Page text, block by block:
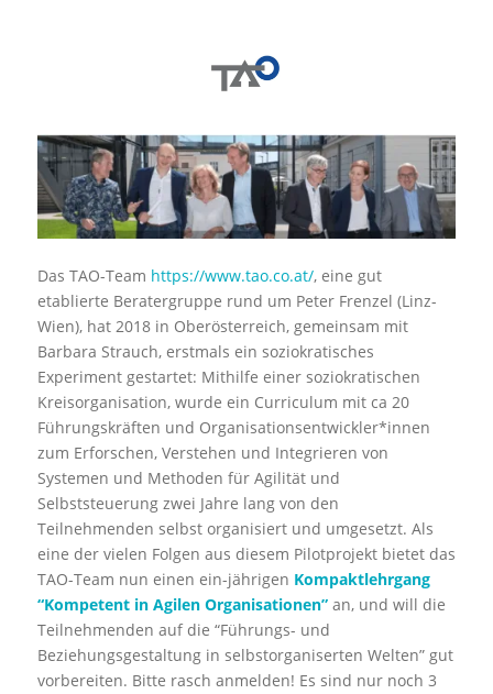
Das TAO-Team https://www.tao.co.at/, eine gut
etablierte Beratergruppe rund um Peter Frenzel (Linz-
Wien), hat 2018in Oberösterreich, gemeinsam mit
Barbara Strauch, erstmals ein soziokratisches
Experiment gestartet: Mithilfe einer soziokratischen
Kreisorganisation, wurde ein Curriculum mit ca 20
Führungskräften und Organisationsentwickler*innen
zum Erforschen, Verstehen und Integrieren von
Systemen und Methoden für Agilität und
Selbststeuerung zwei Jahre lang von den
Teilnehmenden selbst organisiert und umgesetzt. Als
eine der vielen Folgen aus diesem Pilotprojekt bietet das
TAO-Team nun einen ein-jährigen Kompaktlehrgang
“Kompetent in Agilen Organisationen”an, und will die
Teilnehmenden auf die “Führungs- und
Beziehungsgestaltung in selbstorganiserten Welten” gut
vorbereiten. Bitte rasch anmelden! Es sind nur noch 3